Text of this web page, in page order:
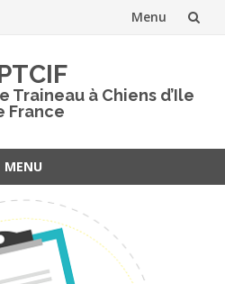
Menu
Traineau à Chiens d’Ile
France
MENU